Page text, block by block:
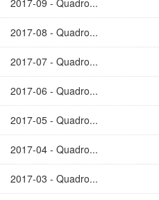
2017-09 - Quadro...
2017-08 - Quadro...
2017-07 - Quadro...
2017-06 - Quadro...
2017-05 - Quadro...
2017-04 - Quadro...
2017-03 - Quadro...